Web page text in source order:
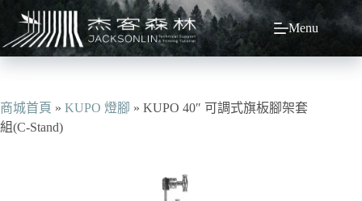
主
容
Menu
商城首頁 » KUPO 燈腳 » KUPO 40″ 可調式旗板腳架套
組(C-Stand)